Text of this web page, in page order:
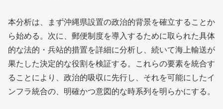
本分析は、まず沖縄県設置の政治的背景を確立することか
ら始める。次に、郵便制度を導入するために取られた具体
的な法的・兵站的措置を詳細に分析し、続いて海上輸送が
果たした決定的な役割を検証する。これらの要素を統合す
ることにより、政治的吸収に先行し、それを可能にしたイ
ンフラ統合の、明確かつ意図的な時系列を明らかにする。